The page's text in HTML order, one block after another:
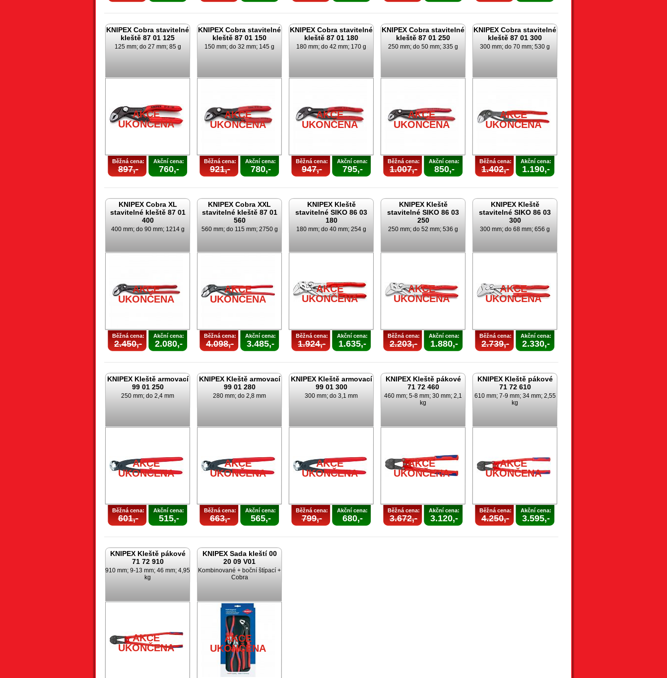
KNIPEX Cobra stavitelné
kleště 87 01 125
125 mm; do 27 mm; 85 g
AKCE
UKONČENA
Běžná cena:
897,-
Akční cena:
760,-
KNIPEX Cobra stavitelné
kleště 87 01 150
150 mm; do 32 mm; 145 g
AKCE
UKONČENA
Běžná cena:
921,-
Akční cena:
780,-
KNIPEX Cobra stavitelné
kleště 87 01 180
180 mm; do 42 mm; 170 g
AKCE
UKONČENA
Běžná cena:
947,-
Akční cena:
795,-
KNIPEX Cobra stavitelné
kleště 87 01 250
250 mm; do 50 mm; 335 g
AKCE
UKONČENA
Běžná cena:
1.007,-
Akční cena:
850,-
KNIPEX Cobra stavitelné
kleště 87 01 300
300 mm; do 70 mm; 530 g
AKCE
UKONČENA
Běžná cena:
1.402,-
Akční cena:
1.190,-
KNIPEX Cobra XL
stavitelné kleště 87 01
400
400 mm; do 90 mm; 1214 g
AKCE
UKONČENA
Běžná cena:
2.450,-
Akční cena:
2.080,-
KNIPEX Cobra XXL
stavitelné kleště 87 01
560
560 mm; do 115 mm; 2750 g
AKCE
UKONČENA
Běžná cena:
4.098,-
Akční cena:
3.485,-
KNIPEX Kleště
stavitelné SIKO 86 03
180
180 mm; do 40 mm; 254 g
AKCE
UKONČENA
Běžná cena:
1.924,-
Akční cena:
1.635,-
KNIPEX Kleště
stavitelné SIKO 86 03
250
250 mm; do 52 mm; 536 g
AKCE
UKONČENA
Běžná cena:
2.203,-
Akční cena:
1.880,-
KNIPEX Kleště
stavitelné SIKO 86 03
300
300 mm; do 68 mm; 656 g
AKCE
UKONČENA
Běžná cena:
2.739,-
Akční cena:
2.330,-
KNIPEX Kleště armovací
99 01 250
250 mm; do 2,4 mm
AKCE
UKONČENA
Běžná cena:
601,-
Akční cena:
515,-
KNIPEX Kleště armovací
99 01 280
280 mm; do 2,8 mm
AKCE
UKONČENA
Běžná cena:
663,-
Akční cena:
565,-
KNIPEX Kleště armovací
99 01 300
300 mm; do 3,1 mm
AKCE
UKONČENA
Běžná cena:
799,-
Akční cena:
680,-
KNIPEX Kleště pákové
71 72 460
460 mm; 5-8 mm; 30 mm; 2,1
kg
AKCE
UKONČENA
Běžná cena:
3.672,-
Akční cena:
3.120,-
KNIPEX Kleště pákové
71 72 610
610 mm; 7-9 mm; 34 mm; 2,55
kg
AKCE
UKONČENA
Běžná cena:
4.250,-
Akční cena:
3.595,-
KNIPEX Kleště pákové
71 72 910
910 mm; 9-13 mm; 46 mm; 4,95
kg
AKCE
UKONČENA
KNIPEX Sada kleští 00
20 09 V01
Kombinované + boční štípací +
Cobra
AKCE
UKONČENA